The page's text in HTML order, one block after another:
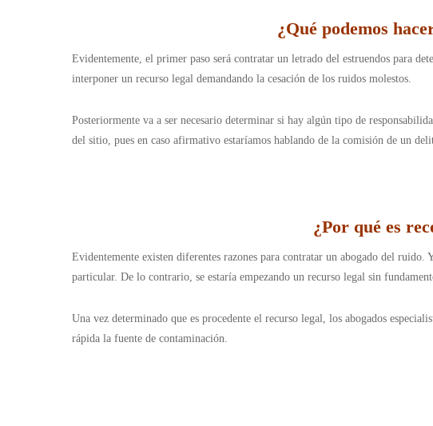
¿Qué podemos
Evidentemente, el primer paso será contratar un letrado del estruendos para
interponer un recurso legal demandando la cesación de los ruidos molestos.
Posteriormente va a ser necesario determinar si hay algún tipo de
del sitio, pues en caso afirmativo estaríamos hablando de la comisión de un
¿Por qué es
Evidentemente existen diferentes razones para contratar un abogado del
particular. De lo contrario, se estaría empezando un recurso legal sin
Una vez determinado que es procedente el recurso legal, los abogados
rápida la fuente de contaminación.